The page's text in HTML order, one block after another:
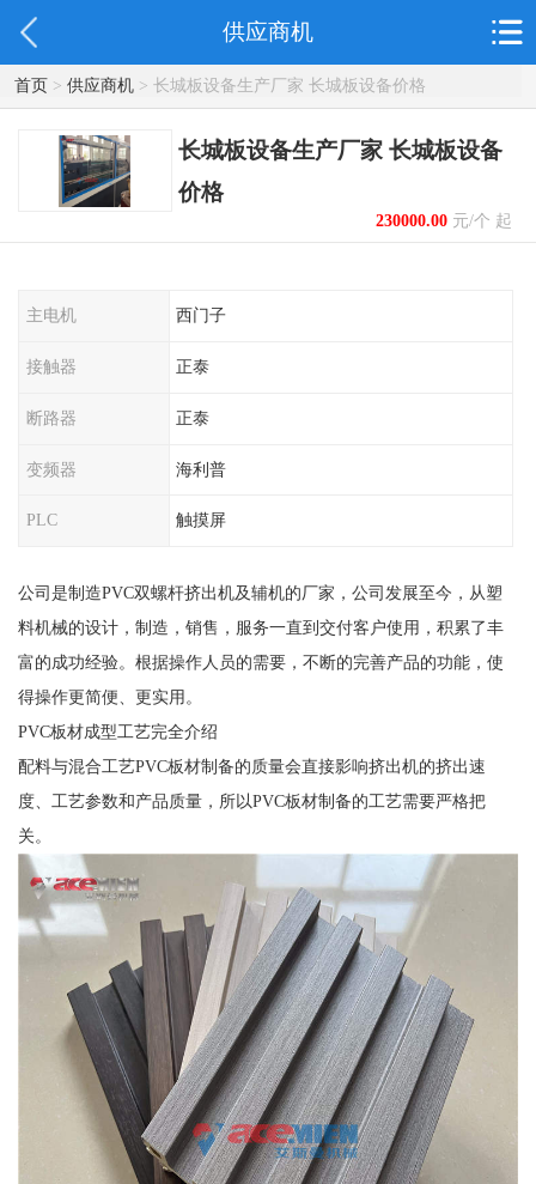
供应商机
首页> 供应商机> 长城板设备生产厂家 长城板设备价格
长城板设备生产厂家 长城板设备
价格
230000.00元/个 起
主电机 西门子
接触器 正泰
断路器 正泰
变频器 海利普
PLC 触摸屏
公司是制造PVC双螺杆挤出机及辅机的厂家，公司发展至今，从塑
料机械的设计，制造，销售，服务一直到交付客户使用，积累了丰
富的成功经验。根据操作人员的需要，不断的完善产品的功能，使
得操作更简便、更实用。
PVC板材成型工艺完全介绍
配料与混合工艺PVC板材制备的质量会直接影响挤出机的挤出速
度、工艺参数和产品质量，所以PVC板材制备的工艺需要严格把
关。